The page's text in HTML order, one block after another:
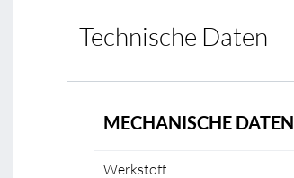
Technische Daten
MECHANISCHE DATEN
Werkstoff